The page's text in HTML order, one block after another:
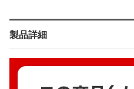
製品詳細